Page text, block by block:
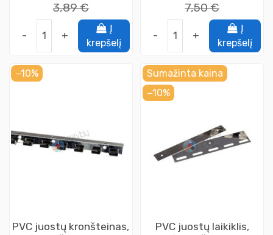
3,89 €
- +
Į
krepšelį
7,50 €
- +
Į
krepšelį
−10%
PVC juostų kronšteinas,
Sumažinta kaina
−10%
PVC juostų laikiklis,